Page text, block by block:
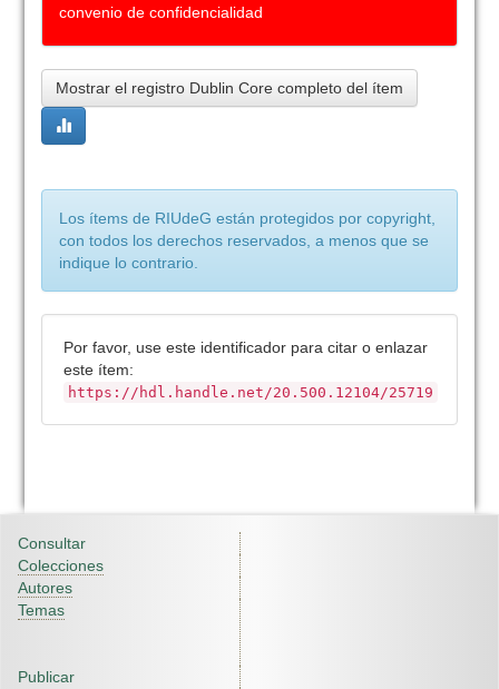
convenio de confidencialidad
Mostrar el registro Dublin Core completo del ítem
Los ítems de RIUdeG están protegidos por copyright,
con todos los derechos reservados, a menos que se
indique lo contrario.
Por favor, use este identificador para citar o enlazar
este ítem:
https://hdl.handle.net/20.500.12104/25719
Consultar
Colecciones
Autores
Temas
Publicar